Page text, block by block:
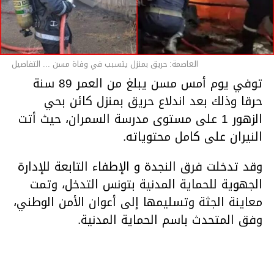
العاصمة: حريق بمنزل يتسبب في وفاة مسن ... التفاصيل
توفي يوم أمس مسن يبلغ من العمر 89 سنة
حرقا وذلك بعد اندلاع حريق بمنزل كائن بحي
الزهور 1 على مستوى مدرسة السمران، حيث أتت
النيران على كامل محتوياته.
وقد تدخلت فرق النجدة و الإطفاء التابعة للإدارة
الجهوية للحماية المدنية بتونس التدخل، وتمت
معاينة الجثة وتسليمها إلى أعوان الأمن الوطني،
وفق المتحدث باسم الحماية المدنية.